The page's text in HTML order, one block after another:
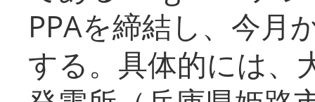
PPAを締結し、今月
する。具体的には、